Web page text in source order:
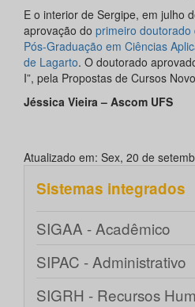
E o interior de Sergipe, em julho
aprovação do primeiro
Pós-Graduação em Ciências
de Lagarto. O doutorado
I”, pela Propostas de Cursos
Jéssica Vieira – Ascom UFS
Atualizado em: Sex, 20 de
Sistemas integrados
SIGAA - Acadêmico
SIPAC - Administrativo
SIGRH - Recursos